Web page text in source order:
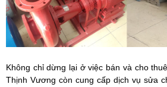
Không chỉ dừng lại ở việc bán và cho
Thịnh Vương còn cung cấp dịch vụ sửa